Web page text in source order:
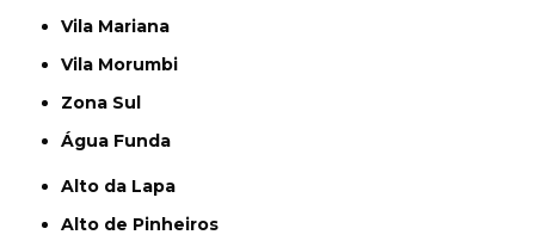
Vila Mariana
Vila Morumbi
Zona Sul
Água Funda
Alto da Lapa
Alto de Pinheiros